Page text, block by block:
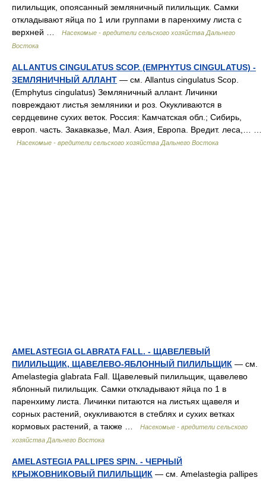
пилильщик, опоясанный земляничный пилильщик. Самки
откладывают яйца по 1 или группами в паренхиму листа с
верхней …
Насекомые - вредители сельского хозяйства Дальнего
Востока
ALLANTUS CINGULATUS SCOP. (EMPHYTUS CINGULATUS) -
ЗЕМЛЯНИЧНЫЙ АЛЛАНТ — см. Allantus cingulatus Scop.
(Emphytus cingulatus) Земляничный аллант. Личинки
повреждают листья земляники и роз. Окукливаются в
сердцевине сухих веток. Россия: Камчатская обл.; Сибирь,
европ. часть. Закавказье, Мал. Азия, Европа. Вредит. леса,… …
Насекомые - вредители сельского хозяйства Дальнего Востока
AMELASTEGIA GLABRATA FALL. - ЩАВЕЛЕВЫЙ
ПИЛИЛЬЩИК, ЩАВЕЛЕВО-ЯБЛОННЫЙ ПИЛИЛЬЩИК — см.
Amelastegia glabrata Fall. Щавелевый пилильщик, щавелево
яблонный пилильщик. Самки откладывают яйца по 1 в
паренхиму листа. Личинки питаются на листьях щавеля и
сорных растений, окукливаются в стеблях и сухих ветках
кормовых растений, а также …
Насекомые - вредители сельского
хозяйства Дальнего Востока
AMELASTEGIA PALLIPES SPIN. - ЧЕРНЫЙ
КРЫЖОВНИКОВЫЙ ПИЛИЛЬЩИК — см. Amelastegia pallipes